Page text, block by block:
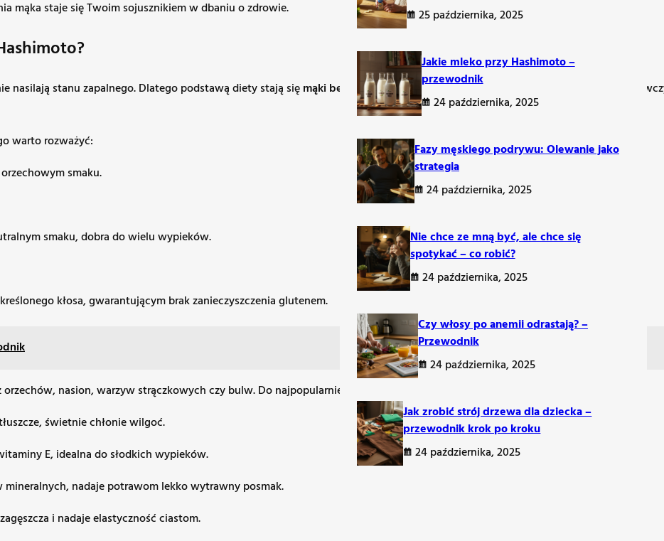
mąka staje się Twoim sojusznikiem w dbaniu o zdrowie.
nasilają stanu zapalnego. Dlatego podstawą diety stają sięmąki bezglutenowe– oferują one bogactwo smaków i wartości
warto rozważyć:
smaku.
smaku, dobra do wielu wypieków.
kłosa, gwarantującym brak zanieczyszczenia glutenem.
nasion, warzyw strączkowych czy bulw. Do najpopularniejszych należą:
świetnie chłonie wilgoć.
E, idealna do słodkich wypieków.
mineralnych, nadaje potrawom lekko wytrawny posmak.
i nadaje elastyczność ciastom.
25 października, 2025
Jakie mleko przy Hashimoto –
przewodnik
24 października, 2025
Fazy męskiego podrywu: Olewanie jako
strategia
24 października, 2025
Nie chce ze mną być, ale chce się
spotykać – co robić?
24 października, 2025
Czy włosy po anemii odrastają? –
Przewodnik
24 października, 2025
Jak zrobić strój drzewa dla dziecka –
przewodnik krok po kroku
24 października, 2025